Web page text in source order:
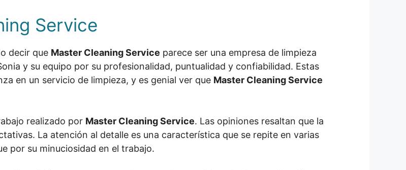
Service
decir que Master Cleaning Service parece ser una empresa de limpieza
y su equipo por su profesionalidad, puntualidad y confiabilidad. Estas
en un servicio de limpieza, y es genial ver que Master Cleaning Service
realizado por Master Cleaning Service. Las opiniones resaltan que la
La atención al detalle es una característica que se repite en varias
por su minuciosidad en el trabajo.